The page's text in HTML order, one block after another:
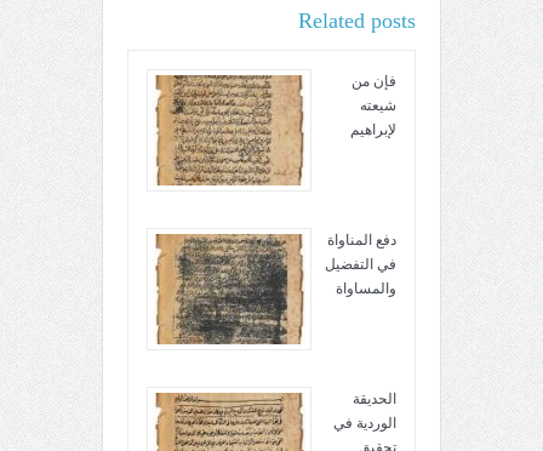
Related posts
فإن من
شيعته
لإبراهيم
دفع المناواة
في التفضيل
والمساواة
الحديقة
الوردية في
تحقيق